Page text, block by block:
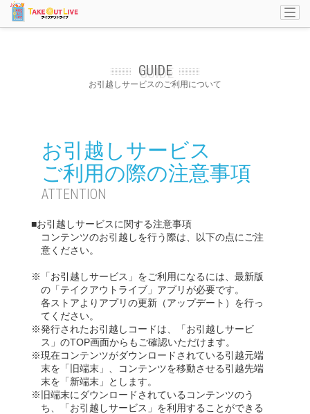
GUIDE
お引越しサービスのご利用について
お引越しサービス
ご利用の際の注意事項
ATTENTION
■お引越しサービスに関する注意事項
コンテンツのお引越しを行う際は、以下の点にご注
意ください。
※「お引越しサービス」をご利用になるには、最新版
の「テイクアウトライブ」アプリが必要です。
各ストアよりアプリの更新（アップデート）を行っ
てください。
※発行されたお引越しコードは、「お引越しサービ
ス」のTOP画面からもご確認いただけます。
※現在コンテンツがダウンロードされている引越元端
末を「旧端末」、コンテンツを移動させる引越先端
末を「新端末」とします。
※旧端末にダウンロードされているコンテンツのう
ち、「お引越しサービス」を利用することができる